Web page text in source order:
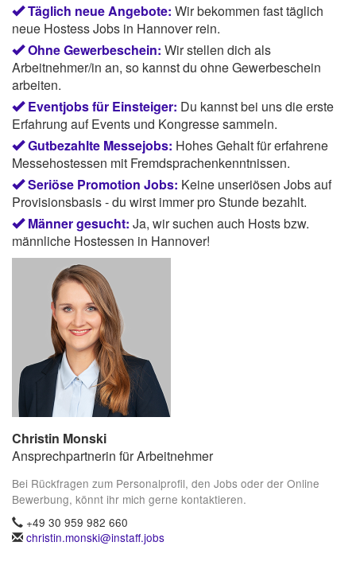
Täglich neue Angebote: Wir bekommen fast täglich
neue Hostess Jobs in Hannover rein.
Ohne Gewerbeschein: Wir stellen dich als
Arbeitnehmer/in an, so kannst du ohne Gewerbeschein
arbeiten.
Eventjobs für Einsteiger: Du kannst bei uns die erste
Erfahrung auf Events und Kongresse sammeln.
Gutbezahlte Messejobs: Hohes Gehalt für erfahrene
Messehostessen mit Fremdsprachenkenntnissen.
Seriöse Promotion Jobs: Keine unseriösen Jobs auf
Provisionsbasis - du wirst immer pro Stunde bezahlt.
Männer gesucht: Ja, wir suchen auch Hosts bzw.
männliche Hostessen in Hannover!
Christin Monski
Ansprechpartnerin für Arbeitnehmer
Bei Rückfragen zum Personalprofil, den Jobs oder der Online
Bewerbung, könnt ihr mich gerne kontaktieren.
+49 30 959 982 660
christin.monski@instaff.jobs